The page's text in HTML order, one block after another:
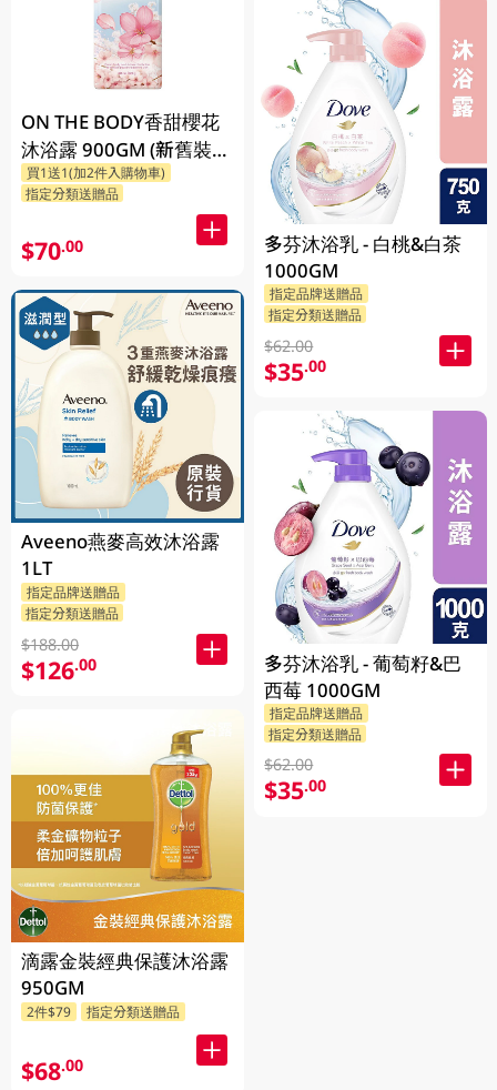
ON THE BODY香甜櫻花
沐浴露 900GM (新舊裝隨
機發貨)
買1送1(加2件入購物車)
指定分類送贈品
$70.00
Aveeno燕麥高效沐浴露
1LT
指定品牌送贈品
指定分類送贈品
$188.00
$126.00
滴露金裝經典保護沐浴露
950GM
2件$79 指定分類送贈品
$68.00
多芬沐浴乳 - 白桃&白茶
1000GM
指定品牌送贈品
指定分類送贈品
$62.00
$35.00
多芬沐浴乳 - 葡萄籽&巴
西莓 1000GM
指定品牌送贈品
指定分類送贈品
$62.00
$35.00